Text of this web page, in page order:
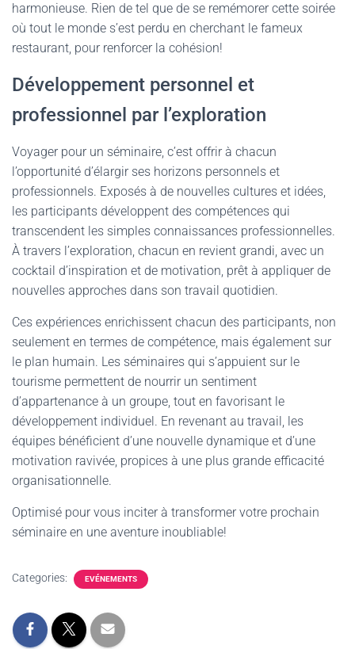
harmonieuse. Rien de tel que de se remémorer cette soirée
où tout le monde s’est perdu en cherchant le fameux
restaurant, pour renforcer la cohésion!
Développement personnel et
professionnel par l’exploration
Voyager pour un séminaire, c’est offrir à chacun
l’opportunité d’élargir ses horizons personnels et
professionnels. Exposés à de nouvelles cultures et idées,
les participants développent des compétences qui
transcendent les simples connaissances professionnelles.
À travers l’exploration, chacun en revient grandi, avec un
cocktail d’inspiration et de motivation, prêt à appliquer de
nouvelles approches dans son travail quotidien.
Ces expériences enrichissent chacun des participants, non
seulement en termes de compétence, mais également sur
le plan humain. Les séminaires qui s’appuient sur le
tourisme permettent de nourrir un sentiment
d’appartenance à un groupe, tout en favorisant le
développement individuel. En revenant au travail, les
équipes bénéficient d’une nouvelle dynamique et d’une
motivation ravivée, propices à une plus grande efficacité
organisationnelle.
Optimisé pour vous inciter à transformer votre prochain
séminaire en une aventure inoubliable!
Categories: EVÉNEMENTS